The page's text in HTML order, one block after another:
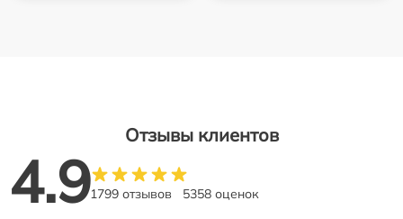
Отзывы клиентов
4.91799 отзывов 5358 оценок